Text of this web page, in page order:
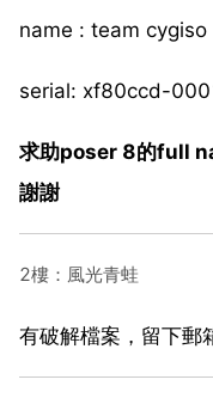
name : team cygiso
serial: xf80ccd-
求助poser 8的full
謝謝
2樓：風光青蛙
有破解檔案，留下郵